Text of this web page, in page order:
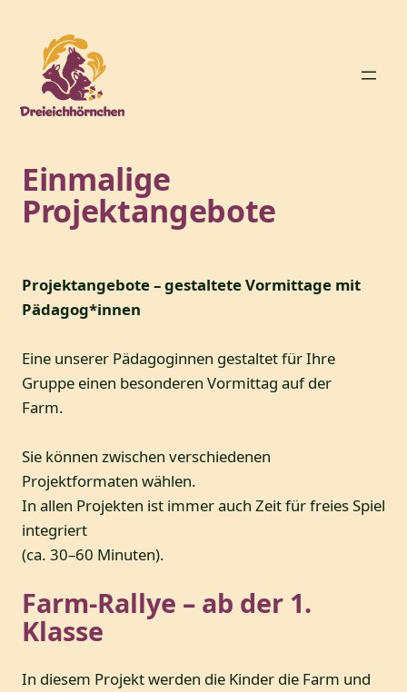
Inhalt
springen
Einmalige
Projektangebote
Projektangebote – gestaltete Vormittage mit
Pädagog*innen
Eine unserer Pädagoginnen gestaltet für Ihre
Gruppe einen besonderen Vormittag auf der
Farm.
Sie können zwischen verschiedenen
Projektformaten wählen.
In allen Projekten ist immer auch Zeit für freies Spiel
integriert
(ca. 30–60 Minuten).
Farm-Rallye – ab der 1.
Klasse
In diesem Projekt werden die Kinder die Farm und